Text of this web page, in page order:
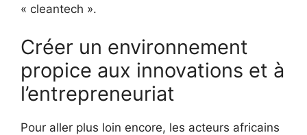
« cleantech ».
Créer un environnement
propice aux innovations et à
l’entrepreneuriat
Pour aller plus loin encore, les acteurs africains